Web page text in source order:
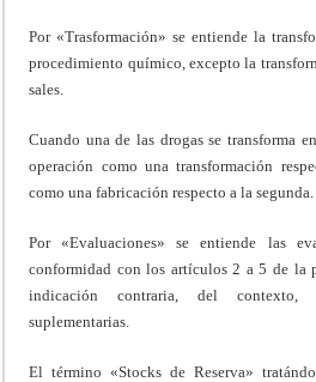
Por «Trasformación» se entiende la
procedimiento químico, excepto la
sales.
Cuando una de las drogas se transforma
operación como una transformación
como una fabricación respecto a la segunda.
Por «Evaluaciones» se entiende las
conformidad con los artículos 2 a 5 de la
indicación contraria, del contexto,
suplementarias.
El término «Stocks de Reserva»